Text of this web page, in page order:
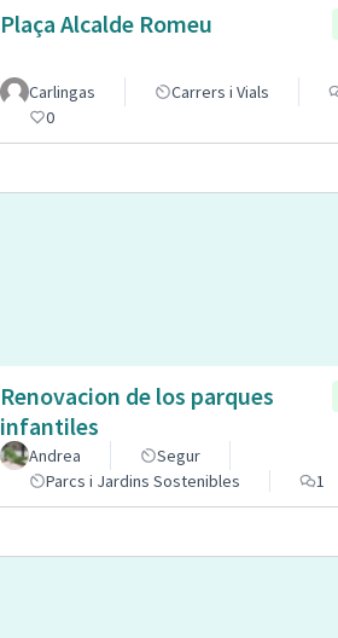
Plaça Alcalde Romeu
Carlingas Carrers i Vials
0
Renovacion de los parques
infantiles
Andrea
Segur
Parcs i Jardins Sostenibles
1